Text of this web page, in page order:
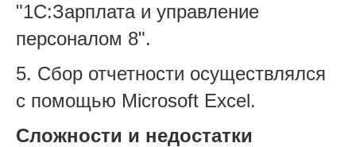
"1С:Зарплата и управление
персоналом 8".
5. Сбор отчетности осуществлялся
с помощью Microsoft Excel.
Сложности и недостатки